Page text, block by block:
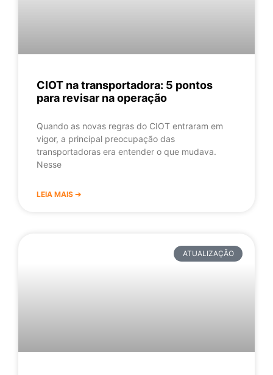
CIOT na transportadora: 5 pontos
para revisar na operação
Quando as novas regras do CIOT entraram em
vigor, a principal preocupação das
transportadoras era entender o que mudava.
Nesse
LEIA MAIS ➔
ATUALIZAÇÃO